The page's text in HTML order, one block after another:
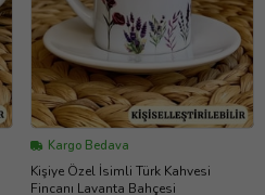
Kargo Bedava
Kişiye Özel İsimli Türk Kahvesi
Fincanı Lavanta Bahçesi